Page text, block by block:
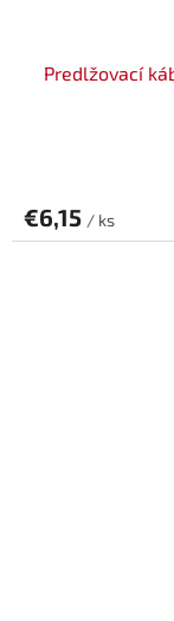
Predlžovací
€6,15 / ks